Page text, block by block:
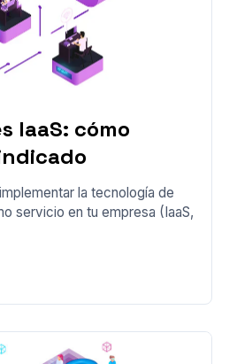
IaaS: cómo
la tecnología de
servicio en tu empresa (IaaS,